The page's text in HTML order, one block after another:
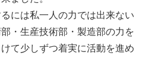
には私一人の力では出来ない
・生産技術部・製造部の力を
て少しずつ着実に活動を進め